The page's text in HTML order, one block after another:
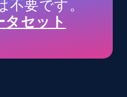
無料トライアル
不要です。
タセット